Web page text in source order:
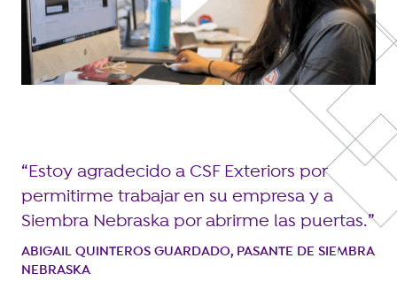
Estoy agradecido a CSF Exteriors por
permitirme trabajar en su empresa y a
Siembra Nebraska por abrirme las puertas.
ABIGAIL QUINTEROS GUARDADO, PASANTE DE SIEMBRA
NEBRASKA